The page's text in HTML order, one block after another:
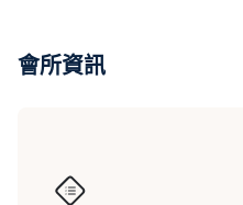
會所資訊